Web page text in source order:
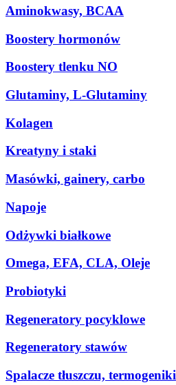
Aminokwasy, BCAA
Boostery hormonów
Boostery tlenku NO
Glutaminy, L-Glutaminy
Kolagen
Kreatyny i staki
Masówki, gainery, carbo
Napoje
Odżywki białkowe
Omega, EFA, CLA, Oleje
Probiotyki
Regeneratory pocyklowe
Regeneratory stawów
Spalacze tłuszczu, termogeniki